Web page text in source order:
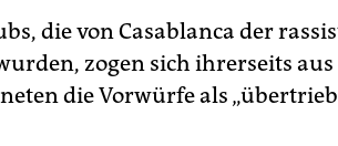
die von Casablanca der
zogen sich ihrerseits
die Vorwürfe als